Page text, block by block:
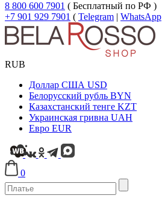
8 800 600 7901 ( Бесплатный по РФ )
+7 901 929 7901 ( Telegram | WhatsApp
RUB
Доллар США USD
Белорусский рубль BYN
Казахстанский тенге KZT
Украинская гривна UAH
Евро EUR
0